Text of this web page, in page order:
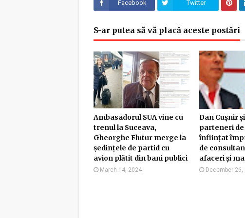
Facebook Twitter
S-ar putea să vă placă aceste postări
Ambasadorul SUA vine cu
trenul la Suceava,
Gheorghe Flutur merge la
ședințele de partid cu
avion plătit din bani publici
March 14, 2024
Dan Cușnir
parteneri de
înființat
de
afaceri și
December 26,